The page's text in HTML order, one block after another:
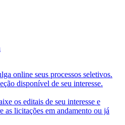
online seus processos seletivos.
disponível de seu interesse.
os editais de seu interesse e
as licitações em andamento ou já